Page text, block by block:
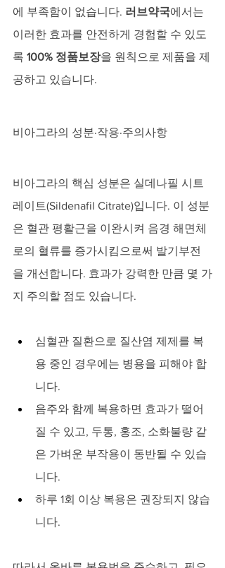
에 부족함이 없습니다. 러브약국에서는
이러한 효과를 안전하게 경험할 수 있도
록 100% 정품보장을 원칙으로 제품을 제
공하고 있습니다.
비아그라의 성분·작용·주의사항
비아그라의 핵심 성분은 실데나필 시트
레이트(Sildenafil Citrate)입니다. 이 성분
은 혈관 평활근을 이완시켜 음경 해면체
로의 혈류를 증가시킴으로써 발기부전
을 개선합니다. 효과가 강력한 만큼 몇 가
지 주의할 점도 있습니다.
심혈관 질환으로 질산염 제제를 복
용 중인 경우에는 병용을 피해야 합
니다.
음주와 함께 복용하면 효과가 떨어
질 수 있고, 두통, 홍조, 소화불량 같
은 가벼운 부작용이 동반될 수 있습
니다.
하루 1회 이상 복용은 권장되지 않습
니다.